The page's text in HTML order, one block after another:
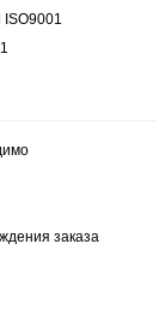
ISO9001
заказа